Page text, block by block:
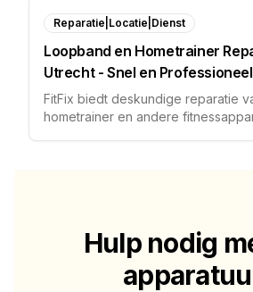
Reparatie|Locatie|Dienst
Loopband en Hometrainer
Utrecht - Snel en Professioneel
FitFix biedt deskundige reparatie
hometrainer en andere
Hulp nodig